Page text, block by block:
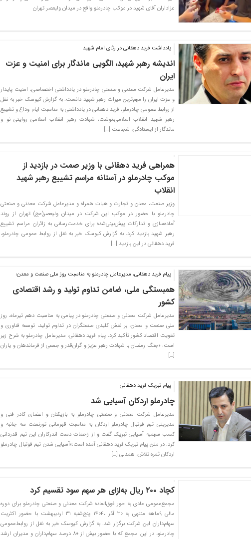
عزاداران آقای شهید در موکب چادرملو واقع در میدان ولیعصر تهران
یادداشت فرید دهقانی در رثای امام شهید
اندیشه رهبر شهید، الگویی ماندگار برای امنیت و عزت
ایران
مدیرعامل شرکت معدنی و صنعتی چادرملو در یادداشتی اختصاصی، امنیت پایدار
و عزت ایران را مهم‌ترین میراث‌ رهبر شهید دانست. به گزارش کیوسک خبر به نقل
از روابط عمومی چادرملو، فرید دهقانی در یادداشتی به مناسبت ایام وداع و تشییع
رهبر شهید انقلاب اسلامی،نوشت: شهادت رهبر انقلاب اسلامی روایتی نو و
ماندگار از ایستادگی، شجاعت […]
همراهی فرید دهقانی با وزیر صمت در بازدید از
موکب چادرملو در آستانه مراسم تشییع رهبر شهید
انقلاب
وزیر صنعت، معدن و تجارت و هیات همراه و مدیرعامل شرکت معدنی و صنعتی
چادرملو با حضور در موکب این شرکت در میدان ولیعصر(عج) تهران از روند
آماده‌سازی و تدارکات پیش‌بینی‌شده برای خدمت‌رسانی به زائران مراسم تشییع
رهبر شهید بازدید کرد. به گزارش کیوسک خبر به نقل از روابط عمومی چادرملو،
فرید دهقانی در این بازدید […]
پیام فرید دهقانی، مدیرعامل چادرملو به مناسبت روز ملی صنعت و معدن؛
همبستگی ملی، ضامن تداوم تولید و رشد اقتصادی
کشور
مدیرعامل شرکت معدنی و صنعتی چادرملو در پیامی به مناسبت دهم تیرماه، روز
ملی صنعت و معدن، بر نقش کلیدی صنعتگران در تداوم تولید، توسعه فناوری و
تقویت اقتصاد کشور تأکید کرد. پیام فرید دهقانی، مدیرعامل چادرملو به شرح زیر
است: «جنگ رمضان با شهادت رهبر عزیز و گران‌قدر و جمعی از فرماندهان و یاران
[…]
پیام تبریک فرید دهقانی
چادرملو اردکان آسیایی شد
مدیرعامل شرکت معدنی و صنعتی چادرملو به بازیکنان و اعضای کادر فنی و
مدیریتی تیم فوتبال چادرملو اردکان به مناسبت قهرمانی تورنمنت سه جانبه و
کسب سهمیه آسیایی تبریک گفت و از زحمات دست اندرکاران این تیم قدردانی
کرد. در متن پیام تبریک فرید دهقانی آمده است:«آسیایی شدن تیم فوتبال چادرملو
اردکان ثمره تلاش، همدلی […]
کچاد ۲۰۰ ریال به‌ازای هر سهم سود تقسیم کرد
مجمع‌عمومی عادی به طور فوق‌العاده شرکت معدنی و صنعتی چادرملو برای دوره
مالی ۹ماهه منتهی به ۳۰ آذر ،۱۴۰۴ پنج‌شنبه ۳۱ اردیبهشت با حضور اکثریت
سهام‌داران این شرکت برگزار شد. به گزارش کیوسک خبر به نقل از روابط‌عمومی
چادرملو، در این مجمع که با حضور بیش از ۸۰ درصد سهام‌داران و مدیران ارشد